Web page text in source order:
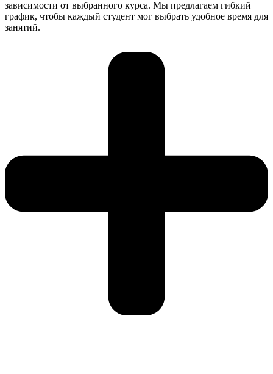
зависимости от выбранного курса. Мы предлагаем гибкий
график, чтобы каждый студент мог выбрать удобное время для
занятий.